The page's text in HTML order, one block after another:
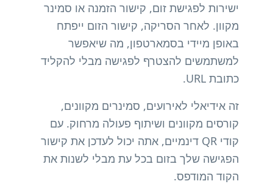
ישירות לפגישת זום, קישור הזמנה או סמינר
מקוון. לאחר הסריקה, קישור הזום ייפתח
באופן מיידי בסמארטפון, מה שיאפשר
למשתמשים להצטרף לפגישה מבלי להקליד
כתובת URL.
זה אידיאלי לאירועים, סמינרים מקוונים,
קורסים מקוונים ושיתוף פעולה מרחוק. עם
קודי QR דינמיים, אתה יכול לעדכן את קישור
הפגישה שלך בזום בכל עת מבלי לשנות את
הקוד המודפס.